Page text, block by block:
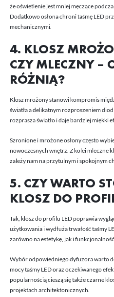
że oświetlenie jest mniej męczące
Dodatkowo osłona chroni taśmę LED
mechanicznymi.
4. KLOSZ
CZY MLECZNY –
RÓŻNIĄ?
Klosz mrożony stanowi kompromis
światła a delikatnym rozproszeniem
rozprasza światło i daje bardziej miękki
Szronione i mrożone osłony często
nowoczesnych wnętrz. Z kolei mleczne
zależy nam na przytulnym i spokojnym
5. CZY WARTO
KLOSZ DO
Tak, klosz do profilu LED poprawia
użytkowania i wydłuża trwałość taśmy
zarówno na estetykę, jak i
Wybór odpowiedniego dyfuzora warto
mocy taśmy LED oraz oczekiwanego
popularnością cieszą się także czarne
projektach architektonicznych.